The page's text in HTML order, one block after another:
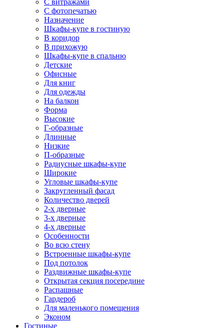
С витражами
С фотопечатью
Назначение
Шкафы-купе в гостиную
В коридор
В прихожую
Шкафы-купе в спальню
Детские
Офисные
Для книг
Для одежды
На балкон
Форма
Высокие
Г-образные
Длинные
Низкие
П-образные
Радиусные шкафы-купе
Широкие
Угловые шкафы-купе
Закругленный фасад
Количество дверей
2-х дверные
3-х дверные
4-х дверные
Особенности
Во всю стену
Встроенные шкафы-купе
Под потолок
Раздвижные шкафы-купе
Открытая секция посередине
Распашные
Гардероб
Для маленького помещения
Эконом
Гостиные